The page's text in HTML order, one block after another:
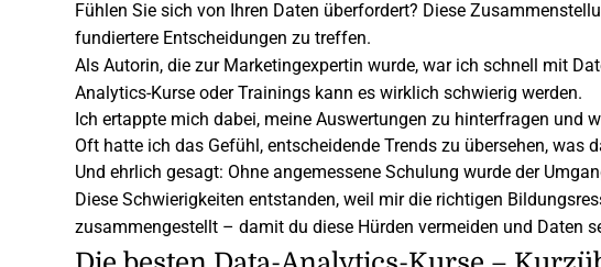
Fühlen Sie sich von Ihren Daten überfordert? Diese
fundiertere Entscheidungen zu treffen.
Als Autorin, die zur Marketingexpertin wurde, war ich schnell mit
Analytics-Kurse oder Trainings kann es wirklich schwierig werden.
Ich ertappte mich dabei, meine Auswertungen zu hinterfragen und
Oft hatte ich das Gefühl, entscheidende Trends zu übersehen,
Und ehrlich gesagt: Ohne angemessene Schulung wurde der
Diese Schwierigkeiten entstanden, weil mir die richtigen
zusammengestellt – damit du diese Hürden vermeiden und Daten